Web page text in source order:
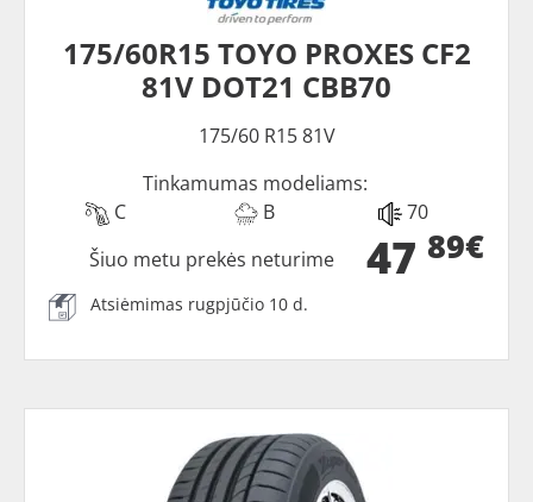
175/60R15 TOYO PROXES CF2
81V DOT21 CBB70
175/60 R15 81V
Tinkamumas modeliams:
C
B 70
47 89€
Šiuo metu prekės neturime
Atsiėmimas rugpjūčio 10 d.